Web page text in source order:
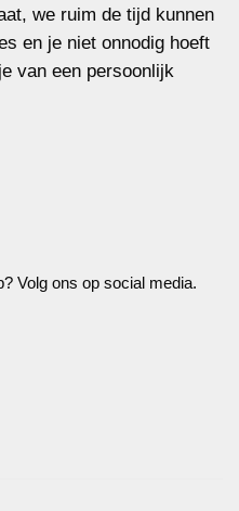
we ruim de tijd kunnen
en je niet onnodig hoeft
van een persoonlijk
Volg ons op social media.